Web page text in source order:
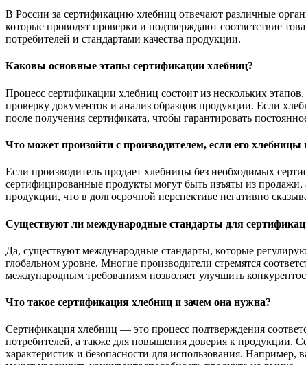
В России за сертификацию хлебниц отвечают различные
которые проводят проверки и подтверждают соответствие
потребителей и стандартами качества продукции.
Каковы основные этапы сертификации хлебниц?
Процесс сертификации хлебниц состоит из нескольких
проверку документов и анализ образцов продукции. Если
после получения сертификата, чтобы гарантировать
Что может произойти с производителем, если его
Если производитель продает хлебницы без необходимых
сертифицированные продукты могут быть изъяты из продажи,
продукции, что в долгосрочной перспективе негативно
Существуют ли международные стандарты для
Да, существуют международные стандарты, которые
глобальном уровне. Многие производители стремятся
международным требованиям позволяет улучшить
Что такое сертификация хлебниц и зачем она нужна?
Сертификация хлебниц — это процесс подтверждения
потребителей, а также для повышения доверия к продукции.
характеристик и безопасности для использования.